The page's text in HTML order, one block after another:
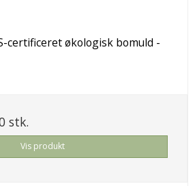
certificeret økologisk bomuld -
stk.
Vis produkt